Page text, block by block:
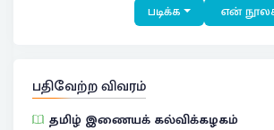
படிக்க என்
பதிவேற்ற விவரம்
தமிழ் இணையக் கல்விக்கழகம்